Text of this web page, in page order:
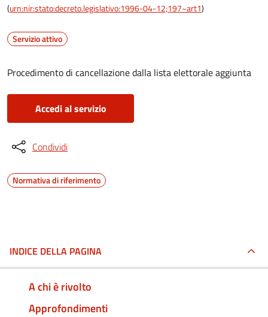
(urn:nir:stato:decreto.legislativo:1996-04-12;197~art1)
Servizio attivo
Procedimento di cancellazione dalla lista elettorale aggiunta
Accedi al servizio
Condividi
Normativa di riferimento
INDICE DELLA PAGINA
A chi è rivolto
Approfondimenti